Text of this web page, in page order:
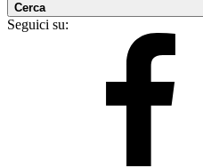
Cerca
Seguici su: